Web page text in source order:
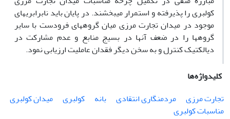
کولبری را پذیرفته و استمرار می­بخشند. در پایان باید نابرابری­های
موجود در میدان تجارت مرزی میان گروه­های فرودست با سایر
گروه­ها را در ضعف آن­ها در بسیج منابع و عدم مشارکت در
دیالکتیک کنترل و به سخن دیگر فقدان عاملیت ارزیابی نمود.
کلیدواژه‌ها
تجارت مرزی
مردم­نگاری انتقادی بانه کولبری
میدان کولبری
مناسبات کولبری